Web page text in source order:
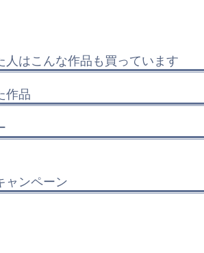
人はこんな作品も買っています
作品
ャンペーン